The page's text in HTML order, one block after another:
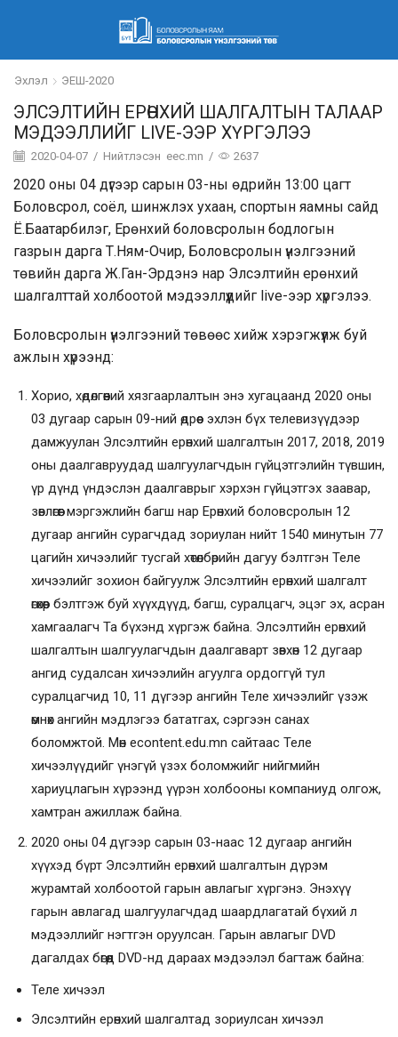
Эхлэл ЭЕШ-2020
ЭЛСЭЛТИЙН ЕРӨНХИЙ ШАЛГАЛТЫН ТАЛААР
МЭДЭЭЛЛИЙГ LIVE-ЭЭР ХҮРГЭЛЭЭ
2020-04-07 / Нийтлэсэн eec.mn / 2637
2020 оны 04 дүгээр сарын 03-ны өдрийн 13:00 цагт
Боловсрол, соёл, шинжлэх ухаан, спортын яамны сайд
Ё.Баатарбилэг, Ерөнхий боловсролын бодлогын
газрын дарга Т.Ням-Очир, Боловсролын үнэлгээний
төвийн дарга Ж.Ган-Эрдэнэ нар Элсэлтийн ерөнхий
шалгалттай холбоотой мэдээллүүдийг live-ээр хүргэлээ.
Боловсролын үнэлгээний төвөөс хийж хэрэгжүүлж буй
ажлын хүрээнд:
Хорио, хөдөлгөөний хязгаарлалтын энэ хугацаанд 2020 оны
03 дугаар сарын 09-ний өдрөөс эхлэн бүх телевизүүдээр
дамжуулан Элсэлтийн ерөнхий шалгалтын 2017, 2018, 2019
оны даалгавруудад шалгуулагчдын гүйцэтгэлийн түвшин,
үр дүнд үндэслэн даалгаврыг хэрхэн гүйцэтгэх заавар,
зөвлөгөөг мэргэжлийн багш нар Ерөнхий боловсролын 12
дугаар ангийн сурагчдад зориулан нийт 1540 минутын 77
цагийн хичээлийг тусгай хөтөлбөрийн дагуу бэлтгэн Теле
хичээлийг зохион байгуулж Элсэлтийн ерөнхий шалгалт
өгөхөөр бэлтгэж буй хүүхдүүд, багш, суралцагч, эцэг эх, асран
хамгаалагч Та бүхэнд хүргэж байна. Элсэлтийн ерөнхий
шалгалтын шалгуулагчдын даалгаварт зөвхөн 12 дугаар
ангид судалсан хичээлийн агуулга ордоггүй тул
суралцагчид 10, 11 дүгээр ангийн Теле хичээлийг үзэж
өмнөх ангийн мэдлэгээ бататгах, сэргээн санах
боломжтой. Мөн econtent.edu.mn сайтаас Теле
хичээлүүдийг үнэгүй үзэх боломжийг нийгмийн
хариуцлагын хүрээнд үүрэн холбооны компаниуд олгож,
хамтран ажиллаж байна.
2020 оны 04 дүгээр сарын 03-наас 12 дугаар ангийн
хүүхэд бүрт Элсэлтийн ерөнхий шалгалтын дүрэм
журамтай холбоотой гарын авлагыг хүргэнэ. Энэхүү
гарын авлагад шалгуулагчдад шаардлагатай бүхий л
мэдээллийг нэгтгэн оруулсан. Гарын авлагыг DVD
дагалдах бөгөөд DVD-нд дараах мэдээлэл багтаж байна:
Теле хичээл
Элсэлтийн ерөнхий шалгалтад зориулсан хичээл